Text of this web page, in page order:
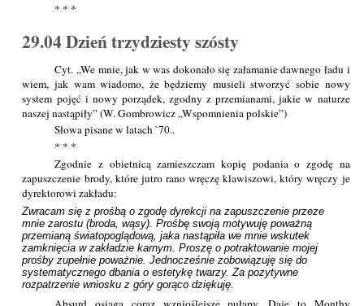
* * *
29.04 Dzień trzydziesty szósty
Cyt. „We mnie, jak w was dokonało się załamanie dawnego ładu i
wiem, jak wam wiadomo, że będziemy musieli stworzyć sobie nowy
system pojęć i nowy porządek, zgodny z przemianami, jakie w naturze
naszej nastąpiły” (W. Gombrowicz „Wspomnienia polskie”)
Słowa pisane w latach `70..
* * *
Zgodnie z obietnicą zamieszczam kopię podania o zgodę na
zapuszczenie brody, które jutro rano wręczę klawiszowi, który wręczy je
dyrektorowi zakładu:
Zwracam się z prośbą o zgodę dyrekcji na zapuszczenie przeze
mnie zarostu (broda, wąsy). Prośbę swoją motywuję poważną
przemianą światopoglądową, jaka nastąpiła we mnie wskutek
zamknięcia w zakładzie karnym. Proszę o potraktowanie mojej
prośby zupełnie poważnie. Jednocześnie zobowiązuję się do
systematycznego dbania o estetykę twarzy. Za pozytywne
rozpatrzenie wniosku z góry gorąco dziękuję.